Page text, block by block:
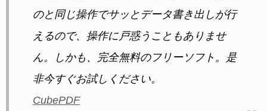
のと同じ操作でサッとデータ書き出しが行
えるので、操作に戸惑うこともありませ
ん。しかも、完全無料のフリーソフト。是
非今すぐお試しください。
CubePDF